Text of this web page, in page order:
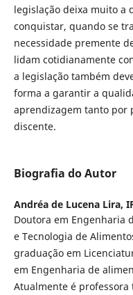
legislação deixa muito a
conquistar, quando se
necessidade premente
lidam cotidianamente
a legislação também
forma a garantir a
aprendizagem tanto por
discente.
Biografia do Autor
Andréa de Lucena Lira,
Doutora em Engenharia
e Tecnologia de
graduação em
em Engenharia de
Atualmente é